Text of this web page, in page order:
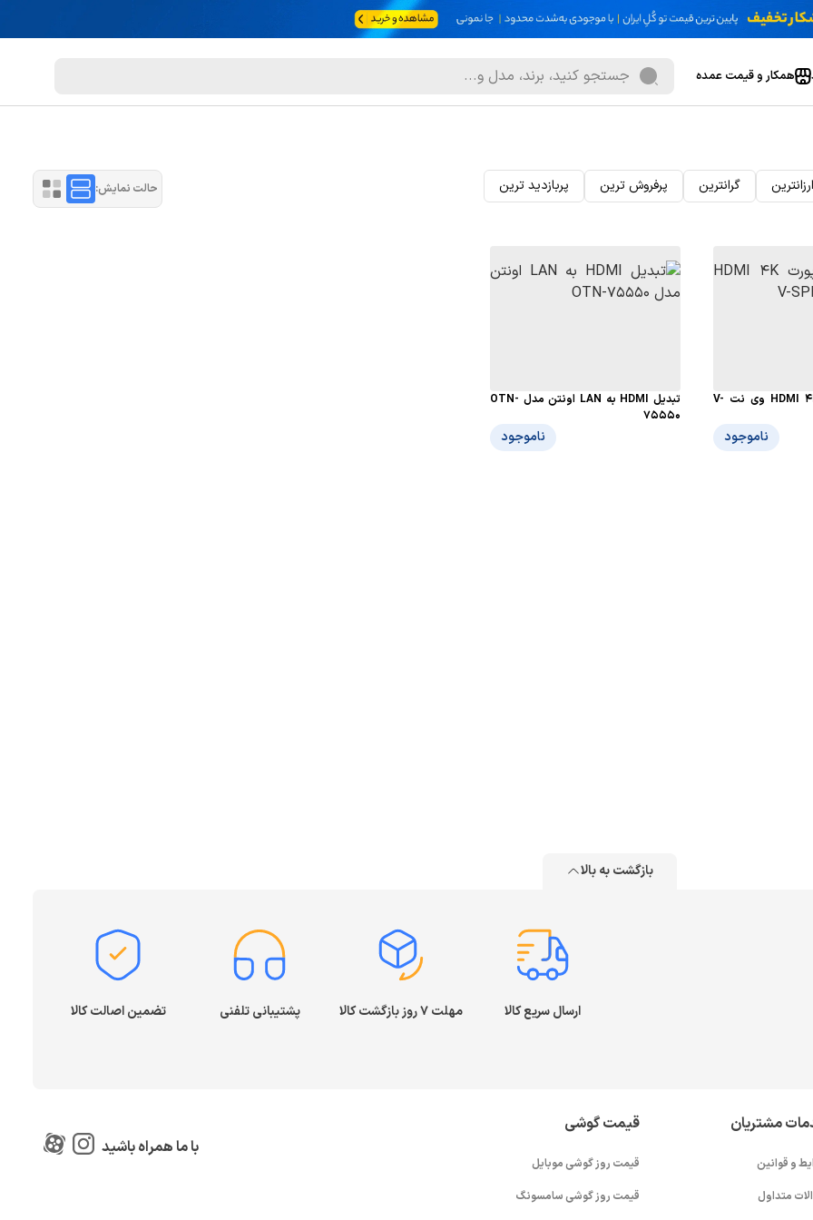
همکار و قیمت عمده
ارزانترین گرانترین پرفروش ترین پربازدید ترین حالت نمایش:
اسپلیتر 16 پورت HDMI 4K وی نت V-
ناموجود
تبدیل HDMI به LAN اونتن مدل OTN-
75550
ناموجود
بازگشت به بالا
ارسال سریع کالا مهلت ۷ روز بازگشت کالا پشتیبانی تلفنی تضمین اصالت کالا
مشتریان
و قوانین
متداول
قیمت گوشی
قیمت روز گوشی موبایل
قیمت روز گوشی سامسونگ
با ما همراه باشید